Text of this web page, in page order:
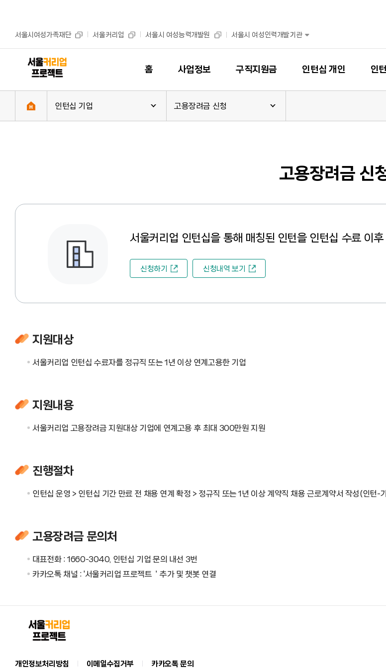
서울시여성가족재단 서울커리업 서울시 여성능력개발원 서울시 여성인력개발기관
홈 사업정보 구직지원금 인턴십 개인 인
인턴십 기업 고용장려금 신청
고용장려금 신
서울커리업 인턴십을 통해 매칭된 인턴을 인턴십 수료 이
신청하기 신청내역 보기
지원대상
서울커리업 인턴십 수료자를 정규직 또는 1년 이상 연계고용한 기업
지원내용
서울커리업 고용장려금 지원대상 기업에 연계고용 후 최대 300만원 지원
진행절차
인턴십 운영 > 인턴십 기간 만료 전 채용 연계 확정 > 정규직 또는 1년 이상 계약직 채용 근로계약서 작성(인턴-
고용장려금 문의처
대표전화 : 1660-3040, 인턴십 기업 문의 내선 3번
카카오톡 채널 : '서울커리업 프로젝트＇추가 및 챗봇 연결
개인정보처리방침 이메일수집거부 카카오톡 문의